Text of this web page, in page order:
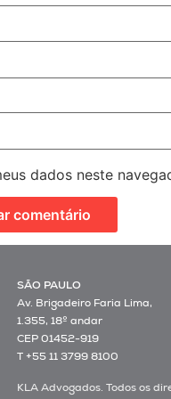
dados neste
SÃO PAULO
Av. Brigadeiro Faria Lima,
1.355, 18º andar
CEP 01452-919
T +55 11 3799 8100
KLA Advogados. Todos os